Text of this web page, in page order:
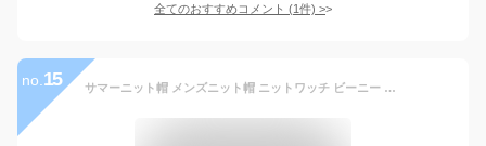
全てのおすすめコメント (1件) >
no. 15 サマーニット帽 メンズニット帽 ニットワッチ ビーニー キャップ 薄手 春夏 B079 (ライトグレー)…